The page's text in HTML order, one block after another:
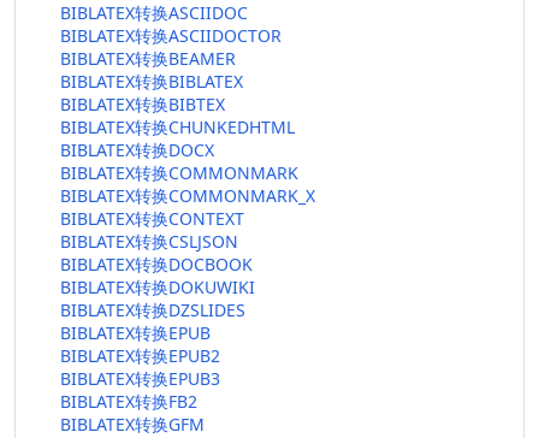
BIBLATEX转换ASCIIDOC
BIBLATEX转换ASCIIDOCTOR
BIBLATEX转换BEAMER
BIBLATEX转换BIBLATEX
BIBLATEX转换BIBTEX
BIBLATEX转换CHUNKEDHTML
BIBLATEX转换DOCX
BIBLATEX转换COMMONMARK
BIBLATEX转换COMMONMARK_X
BIBLATEX转换CONTEXT
BIBLATEX转换CSLJSON
BIBLATEX转换DOCBOOK
BIBLATEX转换DOKUWIKI
BIBLATEX转换DZSLIDES
BIBLATEX转换EPUB
BIBLATEX转换EPUB2
BIBLATEX转换EPUB3
BIBLATEX转换FB2
BIBLATEX转换GFM